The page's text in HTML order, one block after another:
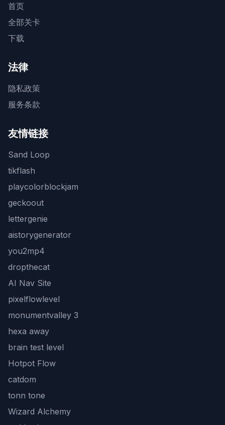
首页
全部关卡
下载
法律
隐私政策
服务条款
友情链接
Sand Loop
tikflash
playcolorblockjam
geckoout
lettergenie
aistorygenerator
you2mp4
dropthecat
AI Nav Site
pixelflowlevel
monumentvalley 3
hexa away
brain test level
Hotpot Flow
catdom
tonn tone
Wizard Alchemy